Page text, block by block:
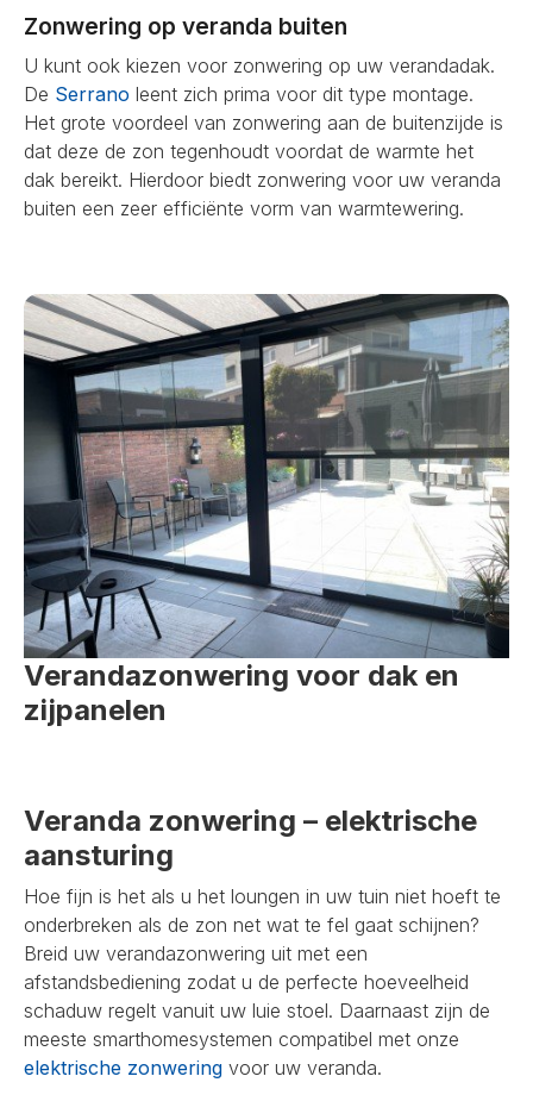
Zonwering op veranda buiten
U kunt ook kiezen voor zonwering op uw verandadak.
De Serrano leent zich prima voor dit type montage.
Het grote voordeel van zonwering aan de buitenzijde is
dat deze de zon tegenhoudt voordat de warmte het
dak bereikt. Hierdoor biedt zonwering voor uw veranda
buiten een zeer efficiënte vorm van warmtewering.
Verandazonwering voor dak en
zijpanelen
Veranda zonwering – elektrische
aansturing
Hoe fijn is het als u het loungen in uw tuin niet hoeft te
onderbreken als de zon net wat te fel gaat schijnen?
Breid uw verandazonwering uit met een
afstandsbediening zodat u de perfecte hoeveelheid
schaduw regelt vanuit uw luie stoel. Daarnaast zijn de
meeste smarthomesystemen compatibel met onze
elektrische zonwering voor uw veranda.